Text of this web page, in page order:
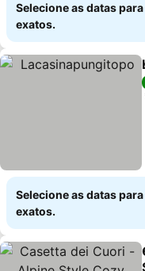
Selecione as datas
exatos.
Selecione as datas
exatos.